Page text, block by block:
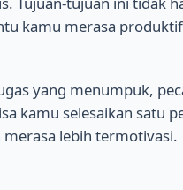
kamu merasa
yang menumpuk,
kamu selesaikan satu
lebih termotivasi.